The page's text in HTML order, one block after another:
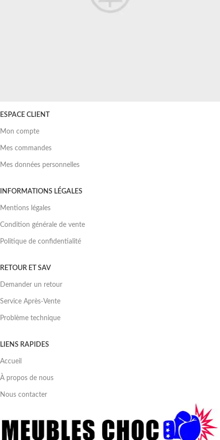
ESPACE CLIENT
Mon compte
Mes commandes
Mes données personnelles
INFORMATIONS LÉGALES
Mentions légales
Condition générale de vente
Politique de confidentialité
RETOUR ET SAV
Demander un retour
Service Après-Vente
Problème technique
LIENS RAPIDES
Accueil
À propos de nous
Nous contacter